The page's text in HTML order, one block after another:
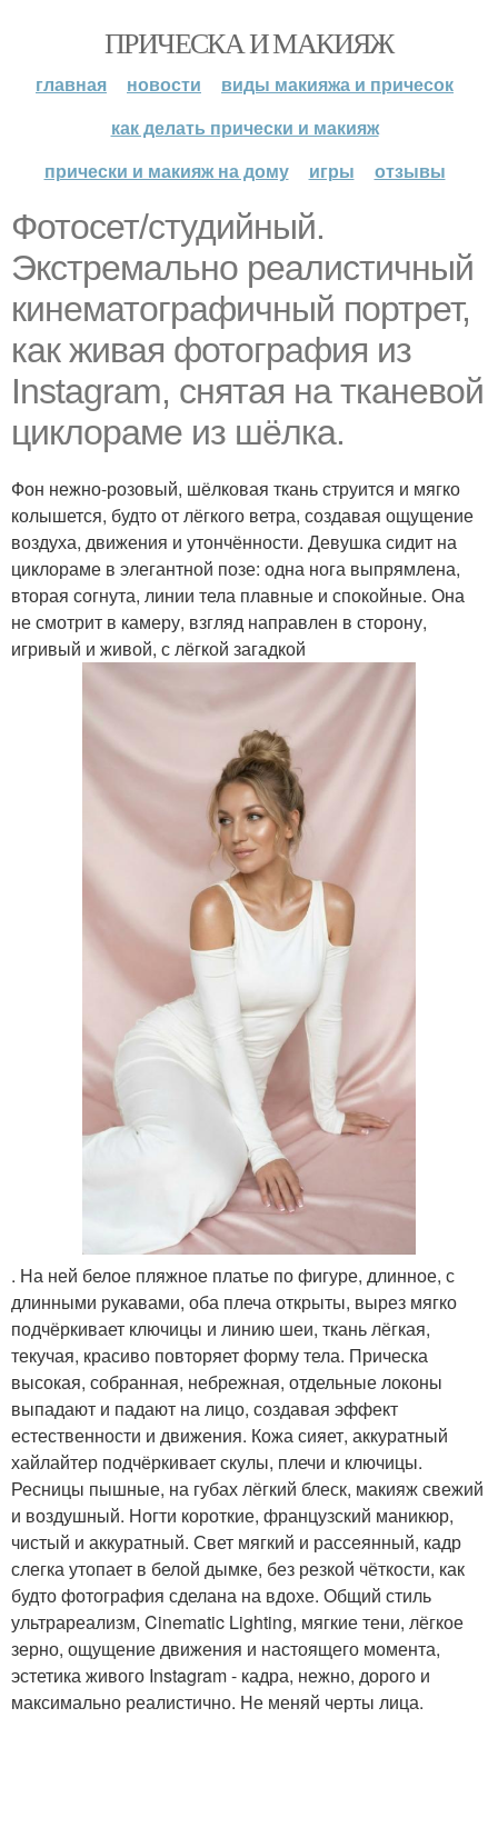
ПРИЧЕСКА И МАКИЯЖ
главная новости
виды макияжа и причесок
как делать прически и макияж
прически и макияж на дому
игры отзывы
Фотосет/студийный.
Экстремально реалистичный
кинематографичный портрет,
как живая фотография из
Instagram, снятая на тканевой
циклораме из шёлка.
Фон нежно-розовый, шёлковая ткань струится и мягко
колышется, будто от лёгкого ветра, создавая ощущение
воздуха, движения и утончённости. Девушка сидит на
циклораме в элегантной позе: одна нога выпрямлена,
вторая согнута, линии тела плавные и спокойные. Она
не смотрит в камеру, взгляд направлен в сторону,
игривый и живой, с лёгкой загадкой
. На ней белое пляжное платье по фигуре, длинное, с
длинными рукавами, оба плеча открыты, вырез мягко
подчёркивает ключицы и линию шеи, ткань лёгкая,
текучая, красиво повторяет форму тела. Прическа
высокая, собранная, небрежная, отдельные локоны
выпадают и падают на лицо, создавая эффект
естественности и движения. Кожа сияет, аккуратный
хайлайтер подчёркивает скулы, плечи и ключицы.
Ресницы пышные, на губах лёгкий блеск, макияж свежий
и воздушный. Ногти короткие, французский маникюр,
чистый и аккуратный. Свет мягкий и рассеянный, кадр
слегка утопает в белой дымке, без резкой чёткости, как
будто фотография сделана на вдохе. Общий стиль
ультрареализм, Cinematic Lighting, мягкие тени, лёгкое
зерно, ощущение движения и настоящего момента,
эстетика живого Instagram - кадра, нежно, дорого и
максимально реалистично. Не меняй черты лица.